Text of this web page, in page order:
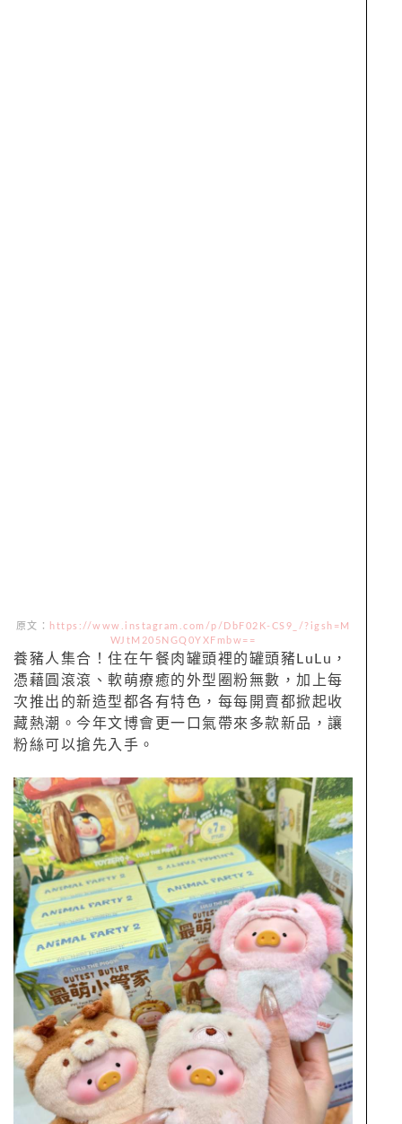
原文：
https://www.instagram.com/p/DbF02K-CS9_/?igsh=M
WJtM205NGQ0YXFmbw==
養豬人集合！住在午餐肉罐頭裡的罐頭豬LuLu，
憑藉圓滾滾、軟萌療癒的外型圈粉無數，加上每
次推出的新造型都各有特色，每每開賣都掀起收
藏熱潮。今年文博會更一口氣帶來多款新品，讓
粉絲可以搶先入手。